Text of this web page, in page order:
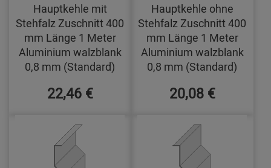
Hauptkehle mit
Stehfalz Zuschnitt 400
mm Länge 1 Meter
Aluminium walzblank
0,8 mm (Standard)
22,46 €
Hauptkehle ohne
Stehfalz Zuschnitt 400
mm Länge 1 Meter
Aluminium walzblank
0,8 mm (Standard)
20,08 €